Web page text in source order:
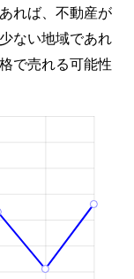
れば、不動産が
ない地域であれ
で売れる可能性